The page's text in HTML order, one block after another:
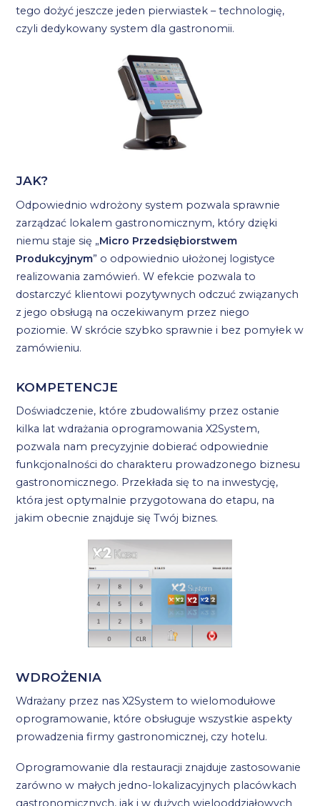
tego dożyć jeszcze jeden pierwiastek – technologię,
czyli dedykowany system dla gastronomii.
JAK?
Odpowiednio wdrożony system pozwala sprawnie
zarządzać lokalem gastronomicznym, który dzięki
niemu staje się „Micro Przedsiębiorstwem
Produkcyjnym” o odpowiednio ułożonej logistyce
realizowania zamówień. W efekcie pozwala to
dostarczyć klientowi pozytywnych odczuć związanych
z jego obsługą na oczekiwanym przez niego
poziomie. W skrócie szybko sprawnie i bez pomyłek w
zamówieniu.
KOMPETENCJE
Doświadczenie, które zbudowaliśmy przez ostanie
kilka lat wdrażania oprogramowania X2System,
pozwala nam precyzyjnie dobierać odpowiednie
funkcjonalności do charakteru prowadzonego biznesu
gastronomicznego. Przekłada się to na inwestycję,
która jest optymalnie przygotowana do etapu, na
jakim obecnie znajduje się Twój biznes.
WDROŻENIA
Wdrażany przez nas X2System to wielomodułowe
oprogramowanie, które obsługuje wszystkie aspekty
prowadzenia firmy gastronomicznej, czy hotelu.
Oprogramowanie dla restauracji znajduje zastosowanie
zarówno w małych jedno-lokalizacyjnych placówkach
gastronomicznych, jak i w dużych wielooddziałowych